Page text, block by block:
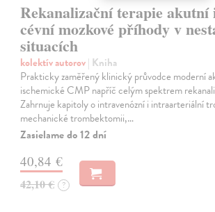
Rekanalizační terapie akutní
cévní mozkové příhody v
situacích
kolektív autorov| Kniha
Prakticky zaměřený klinický průvodce moderní
ischemické CMP napříč celým spektrem
Zahrnuje kapitoly o intravenózní i intraarteriální
mechanické trombektomii,…
Zasielame do 12 dní
40,84 €
42,10 € ?